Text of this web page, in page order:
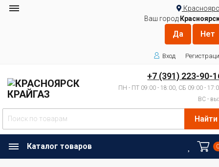
Ваш город
Вход
+7 (391) 223-90-
ПН - ПТ 09:00 - 18:00, СБ 09:00 -
ВС -
Найти
Каталог товаров